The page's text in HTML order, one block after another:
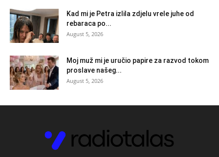
Kad mi je Petra izlila zdjelu vrele juhe od
rebaraca po...
August 5, 2026
Moj muž mi je uručio papire za razvod tokom
proslave našeg...
August 5, 2026